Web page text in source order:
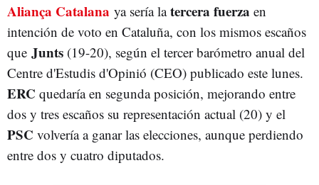
Aliança Catalana ya sería latercera fuerza en
intención de voto en Cataluña, con los mismos escaños
que Junts (19-20), según el tercer barómetro anual del
Centre d'Estudis d'Opinió (CEO) publicado este lunes.
ERC quedaría en segunda posición, mejorando entre
dos y tres escaños su representación actual (20) y el
PSC volvería a ganar las elecciones, aunque perdiendo
entre dos y cuatro diputados.